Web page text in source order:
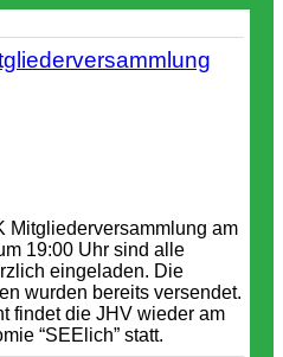
Mitgliederversammlung am
19:00 Uhr sind alle
eingeladen. Die
wurden bereits versendet.
findet die JHV wieder am
“SEElich” statt.